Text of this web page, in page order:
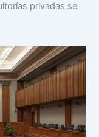
privadas se